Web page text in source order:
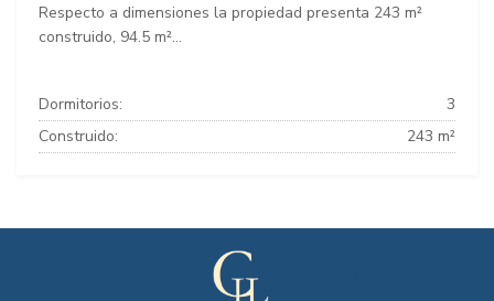
Respecto a dimensiones la propiedad presenta 243 m²
construido, 94.5 m²...
Dormitorios:
3
Construido:
243 m²